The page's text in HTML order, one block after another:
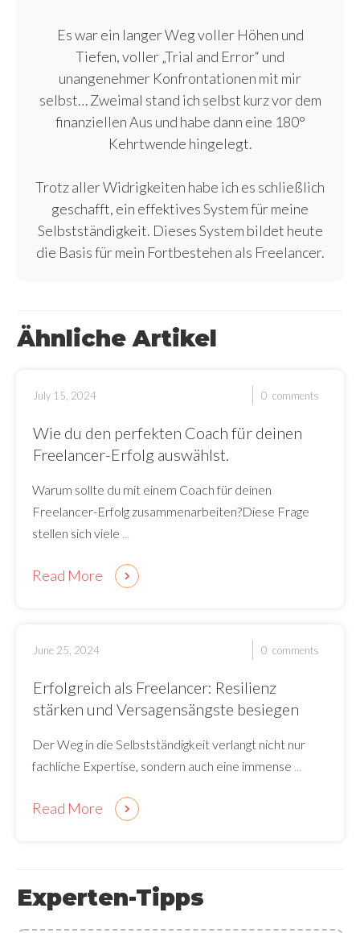
Es war ein langer Weg voller Höhen und
Tiefen, voller „Trial and Error“ und
unangenehmer Konfrontationen mit mir
selbst… Zweimal stand ich selbst kurz vor dem
finanziellen Aus und habe dann eine 180°
Kehrtwende hingelegt.
Trotz aller Widrigkeiten habe ich es schließlich
geschafft, ein effektives System für meine
Selbstständigkeit. Dieses System bildet heute
die Basis für mein Fortbestehen als Freelancer.
Ähnliche Artikel
July 15, 2024 0 comments
Wie du den perfekten Coach für deinen
Freelancer-Erfolg auswählst.
Warum sollte du mit einem Coach für deinen
Freelancer-Erfolg zusammenarbeiten?Diese Frage
stellen sich viele
Read More
June 25, 2024 0 comments
Erfolgreich als Freelancer: Resilienz
stärken und Versagensängste besiegen
Der Weg in die Selbstständigkeit verlangt nicht nur
fachliche Expertise, sondern auch eine immense
Read More
Experten-Tipps